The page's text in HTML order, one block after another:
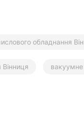
обладнання
вакуумне